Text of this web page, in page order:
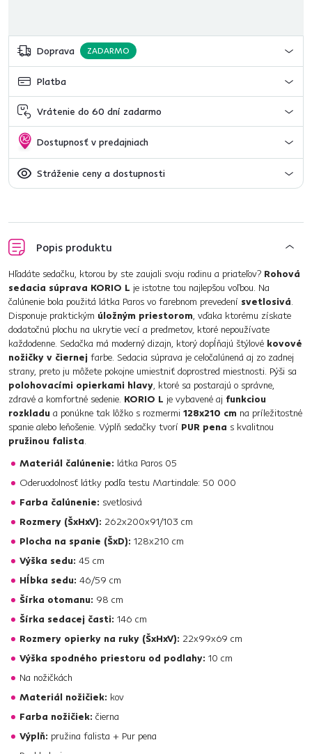
Doprava ZADARMO
Platba
Vrátenie do 60 dní zadarmo
Dostupnosť v predajniach
Stráženie ceny a dostupnosti
Popis produktu
Hľadáte sedačku, ktorou by ste zaujali svoju rodinu a priateľov? Rohová
sedacia súprava KORIO L je istotne tou najlepšou voľbou. Na
čalúnenie bola použitá látka Paros vo farebnom prevedení svetlosivá.
Disponuje praktickým úložným priestorom, vďaka ktorému získate
dodatočnú plochu na ukrytie vecí a predmetov, ktoré nepoužívate
každodenne. Sedačka má moderný dizajn, ktorý dopĺňajú štýlové kovové
nožičky v čiernej farbe. Sedacia súprava je celočalúnená aj zo zadnej
strany, preto ju môžete pokojne umiestniť doprostred miestnosti. Pýši sa
polohovacími opierkami hlavy, ktoré sa postarajú o správne,
zdravé a komfortné sedenie. KORIO L je vybavené aj funkciou
rozkladu a ponúkne tak lôžko s rozmermi 128x210 cm na príležitostné
spanie alebo leňošenie. Výplň sedačky tvorí PUR pena s kvalitnou
pružinou falista.
Materiál čalúnenie: látka Paros 05
Oderuodolnosť látky podľa testu Martindale: 50 000
Farba čalúnenie: svetlosivá
Rozmery (ŠxHxV): 262x200x91/103 cm
Plocha na spanie (ŠxD): 128x210 cm
Výška sedu: 45 cm
Hĺbka sedu: 46/59 cm
Šírka otomanu: 98 cm
Šírka sedacej časti: 146 cm
Rozmery opierky na ruky (ŠxHxV): 22x99x69 cm
Výška spodného priestoru od podlahy: 10 cm
Na nožičkách
Materiál nožičiek: kov
Farba nožičiek: čierna
Výplň: pružina falista + Pur pena